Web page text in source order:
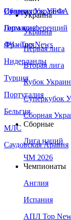
Сборная Украины
Италия
Германия
Франция
Нидерланды
Турция
Португалия
Бельгия
МЛС
Саудовская Аравия
Суперкубок УЕФА
Лига конференций
ЛЧ - Top News
Украина
Украина
Первая лига
Вторая лига
Кубок
Суперкубок
Сборная
Сборные
Лига наций
ЧМ 2026
Чемпионаты
Англия
Испания
АПЛ Top